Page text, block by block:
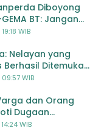
Diboyong
BT: Jangan
WIB
Nelayan yang
Berhasil Ditemukan
Selamat
WIB
dan Orang
Dugaan
BOP PAUD di TK
WIB